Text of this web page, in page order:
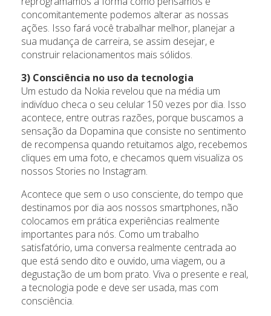
concomitantemente podemos alterar as nossas
ações. Isso fará você trabalhar melhor, planejar a
sua mudança de carreira, se assim desejar, e
construir relacionamentos mais sólidos.
3) Consciência no uso da tecnologia
Um estudo da Nokia revelou que na média um
indivíduo checa o seu celular 150 vezes por dia. Isso
acontece, entre outras razões, porque buscamos a
sensação da Dopamina que consiste no sentimento
de recompensa quando retuitamos algo, recebemos
cliques em uma foto, e checamos quem visualiza os
nossos Stories no Instagram.
Acontece que sem o uso consciente, do tempo que
destinamos por dia aos nossos smartphones, não
colocamos em prática experiências realmente
importantes para nós. Como um trabalho
satisfatório, uma conversa realmente centrada ao
que está sendo dito e ouvido, uma viagem, ou a
degustação de um bom prato. Viva o presente e real,
a tecnologia pode e deve ser usada, mas com
consciência.